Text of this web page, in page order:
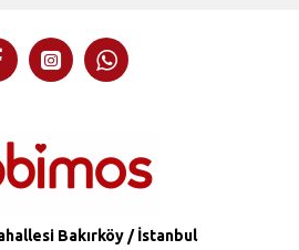
Bakırköy / İstanbul